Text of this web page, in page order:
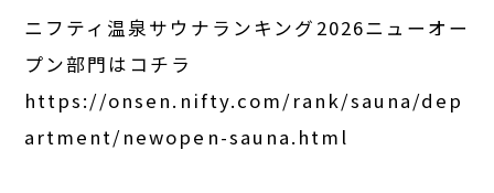
ニフティ温泉サウナランキング2026ニューオー
プン部門はコチラ
https://onsen.nifty.com/rank/sauna/dep
artment/newopen-sauna.html